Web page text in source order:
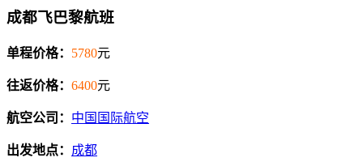
成都飞巴黎航班
单程价格： 5780元
往返价格： 6400元
航空公司： 中国国际航空
出发地点： 成都